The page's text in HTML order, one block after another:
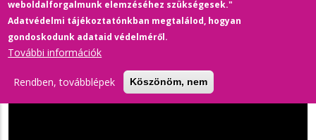
weboldalforgalmunk elemzéséhez szükségesek."
Adatvédelmi tájékoztatónkban megtalálod, hogyan
gondoskodunk adataid védelméről.
További információk
Rendben, továbblépek Köszönöm, nem
Mikor a bátyja megölésével kapcsolatos nyomok Ponchót egy
tűzoltósághoz vezetik, belép, hogy tovább nyomozzon. Végül
szerelemre, családra… és egy sorozatgyilkosra bukkan.